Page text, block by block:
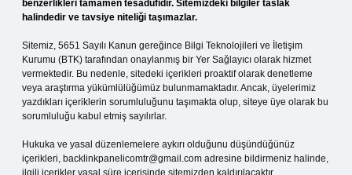
benzerlikleri tamamen tesadüfidir. Sitemizdeki bilgiler taslak
halindedir ve tavsiye niteliği taşımazlar.
Sitemiz, 5651 Sayılı Kanun gereğince Bilgi Teknolojileri ve İletişim
Kurumu (BTK) tarafından onaylanmış bir Yer Sağlayıcı olarak hizmet
vermektedir. Bu nedenle, sitedeki içerikleri proaktif olarak denetleme
veya araştırma yükümlülüğümüz bulunmamaktadır. Ancak, üyelerimiz
yazdıkları içeriklerin sorumluluğunu taşımakta olup, siteye üye olarak bu
sorumluluğu kabul etmiş sayılırlar.
Hukuka ve yasal düzenlemelere aykırı olduğunu düşündüğünüz
içerikleri, backlinkpanelicomtr@gmail.com adresine bildirmeniz halinde,
ilgili içerikler yasal süre içerisinde sitemizden kaldırılacaktır.